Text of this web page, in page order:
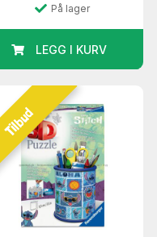
På lager
LEGG I KURV
Tilbud